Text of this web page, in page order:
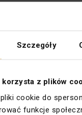
Szczegóły
z plików
cookie do
funkcje